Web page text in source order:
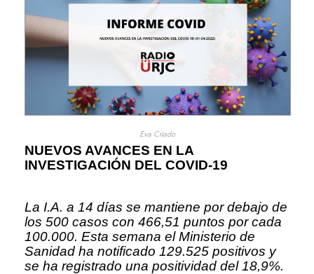
Eva Criado
NUEVOS AVANCES EN LA
INVESTIGACIÓN DEL COVID-19
La I.A. a 14 días se mantiene por debajo de
los 500 casos con 466,51 puntos por cada
100.000. Esta semana el Ministerio de
Sanidad ha notificado 129.525 positivos y
se ha registrado una positividad del 18,9%.